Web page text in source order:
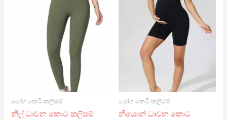
යෝග කෙටි කලිසම්
නිල් ධාවන කොට කලිසම්
යෝග කෙටි කලිසම්
නියොන් ධාවන කොට